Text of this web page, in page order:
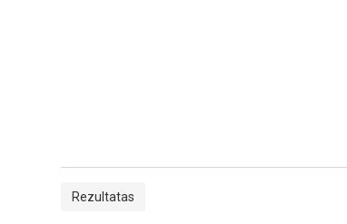
Rezultatas